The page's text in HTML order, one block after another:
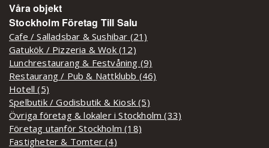
Våra objekt
Stockholm Företag Till Salu
Cafe / Salladsbar & Sushibar (21)
Gatukök / Pizzeria & Wok (12)
Lunchrestaurang & Festvåning (9)
Restaurang / Pub & Nattklubb (46)
Hotell (5)
Spelbutik / Godisbutik & Kiosk (5)
Övriga företag & lokaler i Stockholm (33)
Företag utanför Stockholm (18)
Fastigheter & Tomter (4)